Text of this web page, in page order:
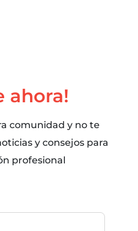
ahora!
comunidad y no te
y consejos para
profesional